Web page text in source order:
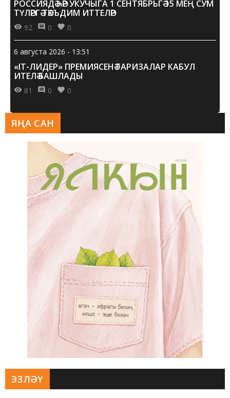
РОССИЯДӘ ҺӘР УКУЧЫГА 1 СЕНТЯБРЬГӘ 15 МЕҢ СУМ
ТҮЛӘРГӘ ТӘКЪДИМ ИТТЕЛӘР
92 0 0
6 августа 2026 - 13:51
«IT-ЛИДЕР» ПРЕМИЯСЕНӘ ГАРИЗАЛАР КАБУЛ
ИТЕЛӘ БАШЛАДЫ
81 0 0
ЯҢА САН
ЭЗЛӘҮ